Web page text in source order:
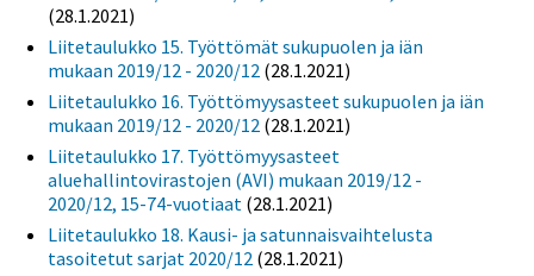
(28.1.2021)
Liitetaulukko 15. Työttömät sukupuolen ja iän
mukaan 2019/12 - 2020/12 (28.1.2021)
Liitetaulukko 16. Työttömyysasteet sukupuolen ja iän
mukaan 2019/12 - 2020/12 (28.1.2021)
Liitetaulukko 17. Työttömyysasteet
aluehallintovirastojen (AVI) mukaan 2019/12 -
2020/12, 15-74-vuotiaat (28.1.2021)
Liitetaulukko 18. Kausi- ja satunnaisvaihtelusta
tasoitetut sarjat 2020/12 (28.1.2021)